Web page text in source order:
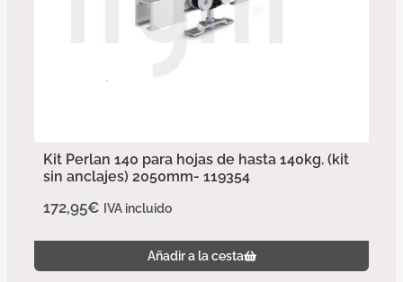
Kit Perlan 140 para hojas de hasta 140kg. (kit
sin anclajes) 2050mm- 119354
172,95€ IVA incluido
Añadir a la cesta